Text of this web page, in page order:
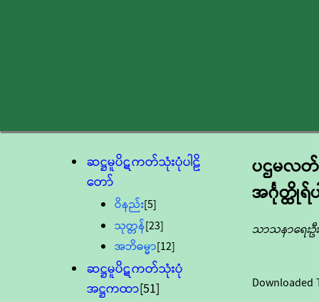
ဆဋ္ဌမူပိဋကတ်သုံးပုံပါဠိ
တော်
ဝိနည်း[5]
သုတ္တန်[23]
အဘိဓမ္မာ[12]
ဆဋ္ဌမူပိဋကတ်သုံးပုံ
အဋ္ဌကထာ[51]
ပဌမလတ်
အင်္ဂုတ္ထို
သာသနာရေးဦ
Downloaded